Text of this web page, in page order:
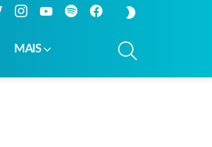
TwitterInstagramYouTubeSpotify Facebook
MAIS